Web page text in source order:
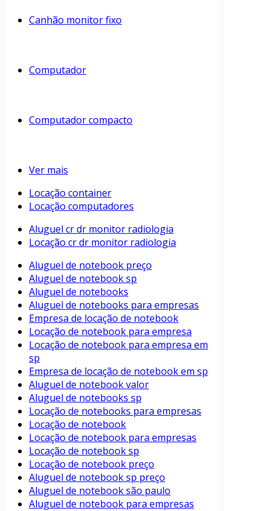
Canhão monitor fixo
Computador
Computador compacto
Ver mais
Locação container
Locação computadores
Aluguel cr dr monitor radiologia
Locação cr dr monitor radiologia
Aluguel de notebook preço
Aluguel de notebook sp
Aluguel de notebooks
Aluguel de notebooks para empresas
Empresa de locação de notebook
Locação de notebook para empresa
Locação de notebook para empresa em
sp
Empresa de locação de notebook em sp
Aluguel de notebook valor
Aluguel de notebooks sp
Locação de notebooks para empresas
Locação de notebook
Locação de notebook para empresas
Locação de notebook sp
Locação de notebook preço
Aluguel de notebook sp preço
Aluguel de notebook são paulo
Aluguel de notebook para empresas